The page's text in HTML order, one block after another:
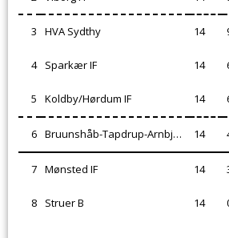
3 HVA Sydthy 14
4 Sparkær IF 14
5 Koldby/Hørdum IF 14
6 Bruunshåb-Tapdrup-Arnbjerg IF 14
7 Mønsted IF 14
8 Struer B 14